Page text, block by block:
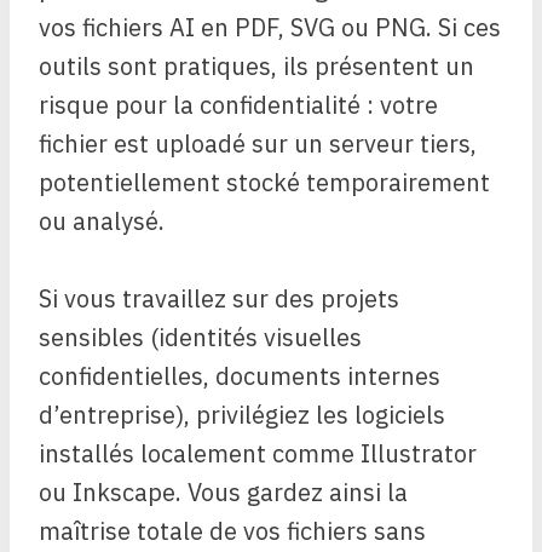
vos fichiers AI en PDF, SVG ou PNG. Si ces
outils sont pratiques, ils présentent un
risque pour la confidentialité : votre
fichier est uploadé sur un serveur tiers,
potentiellement stocké temporairement
ou analysé.
Si vous travaillez sur des projets
sensibles (identités visuelles
confidentielles, documents internes
d’entreprise), privilégiez les logiciels
installés localement comme Illustrator
ou Inkscape. Vous gardez ainsi la
maîtrise totale de vos fichiers sans